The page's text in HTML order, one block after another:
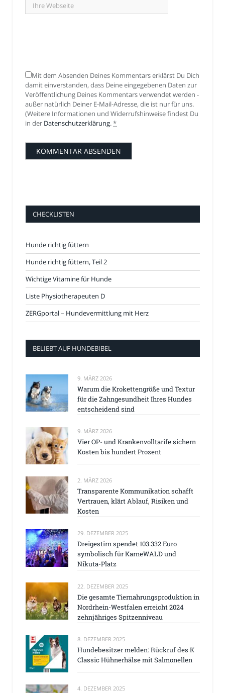
Mit dem Absenden Deines Kommentars erklärst Du Dich
damit einverstanden, dass Deine eingegebenen Daten zur
Veröffentlichung Deines Kommentars verwendet werden -
außer natürlich Deiner E-Mail-Adresse, die ist nur für uns.
(Weitere Informationen und Widerrufshinweise findest Du
in der Datenschutzerklärung.*
CHECKLISTEN
Hunde richtig füttern
Hunde richtig füttern, Teil 2
Wichtige Vitamine für Hunde
Liste Physiotherapeuten D
ZERGportal – Hundevermittlung mit Herz
BELIEBT AUF HUNDEBIBEL
9. MÄRZ 2026
Warum die Krokettengröße und Textur
für die Zahngesundheit Ihres Hundes
entscheidend sind
9. MÄRZ 2026
Vier OP- und Krankenvolltarife sichern
Kosten bis hundert Prozent
2. MÄRZ 2026
Transparente Kommunikation schafft
Vertrauen, klärt Ablauf, Risiken und
Kosten
29. DEZEMBER 2025
Dreigestirn spendet 103.332 Euro
symbolisch für KarneWALD und
Nikuta-Platz
22. DEZEMBER 2025
Die gesamte Tiernahrungsproduktion in
Nordrhein-Westfalen erreicht 2024
zehnjähriges Spitzenniveau
8. DEZEMBER 2025
Hundebesitzer melden: Rückruf des K
Classic Hühnerhälse mit Salmonellen
4. DEZEMBER 2025